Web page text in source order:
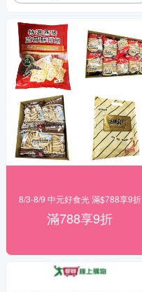
8/3-8/9 中元好食光 滿$788享9折
滿788享9折